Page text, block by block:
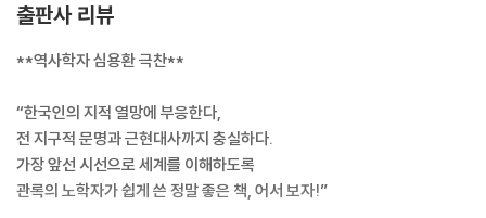
농민 반란은 자주 일어나는 일입니다. 하지만 왕조를 전복시키는 방아쇠가
될 수준의 농민 반란은, 중국을 제외하고는 세계적으로 그 예를 찾기 힘듭
--- p.201
‘파문’이라는 말은 현대에 사는 우리에게는 잘 와 닿지 않지요. 그러나 당시
황제나 국왕이 파문당하면 가신들은 왕에게 더 이상 충성을 다할 필요가
없고 일반 시민들은 그가 죽어도 장례를 치러주지 않았습니다. 영어로 파
출판사 리뷰
**역사학자 심용환 극찬**
“한국인의 지적 열망에 부응한다,
전 지구적 문명과 근현대사까지 충실하다.
가장 앞선 시선으로 세계를 이해하도록
관록의 노학자가 쉽게 쓴 정말 좋은 책, 어서 보자!”